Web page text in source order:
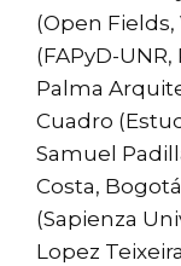
(Open
(FAPyD-
Palma
Cuadro
Samuel
Costa,
(Sapienza
Lopez